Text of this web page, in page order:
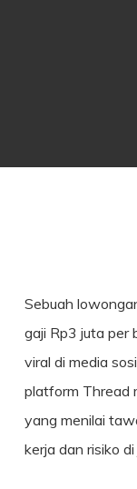
Sebuah
gaji Rp3 juta per
viral di media
platform Thread
yang menilai
kerja dan risiko